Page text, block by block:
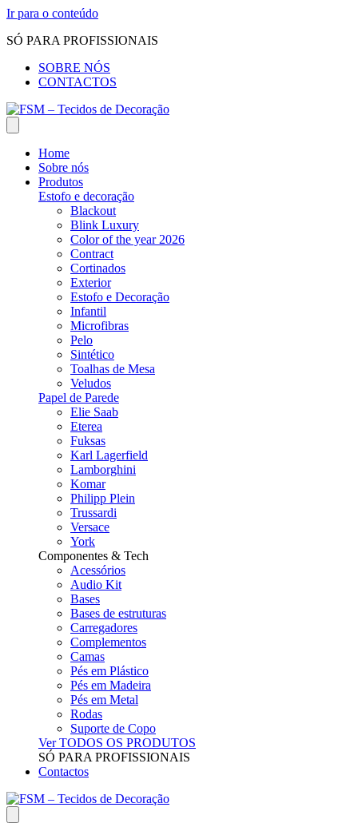
Ir para o conteúdo
SÓ PARA PROFISSIONAIS
SOBRE NÓS
CONTACTOS
Home
Sobre nós
Produtos
Estofo e decoração
Blackout
Blink Luxury
Color of the year 2026
Contract
Cortinados
Exterior
Estofo e Decoração
Infantil
Microfibras
Pelo
Sintético
Toalhas de Mesa
Veludos
Papel de Parede
Elie Saab
Eterea
Fuksas
Karl Lagerfield
Lamborghini
Komar
Philipp Plein
Trussardi
Versace
York
Componentes & Tech
Acessórios
Audio Kit
Bases
Bases de estruturas
Carregadores
Complementos
Camas
Pés em Plástico
Pés em Madeira
Pés em Metal
Rodas
Suporte de Copo
Ver TODOS OS PRODUTOS
SÓ PARA PROFISSIONAIS
Contactos